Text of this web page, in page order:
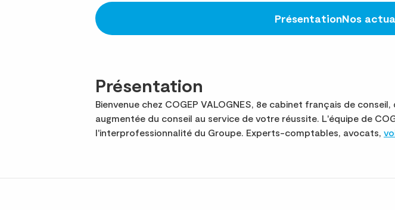
PrésentationNos
Présentation
Bienvenue chez COGEP VALOGNES, 8e cabinet français de
augmentée du conseil au service de votre réussite. L'équipe de
l'interprofessionnalité du Groupe. Experts-comptables, avocats,